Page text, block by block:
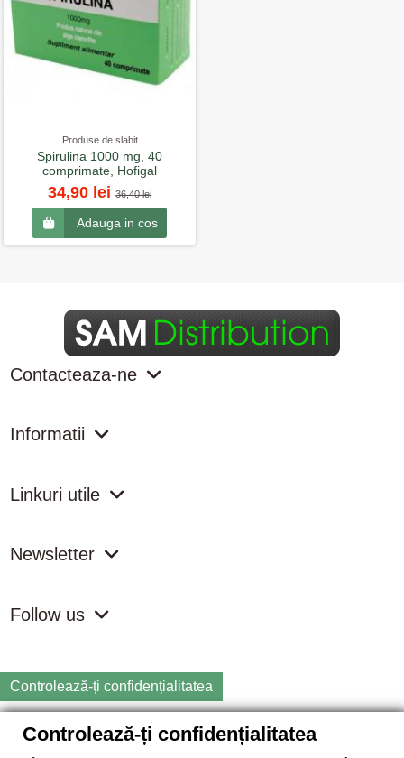
Produse de slabit
Spirulina 1000 mg, 40
comprimate, Hofigal
34,90 lei36,40 lei
Adauga in cos
Contacteaza-ne
Informatii
Linkuri utile
Newsletter
Follow us
Controlează-ți confidențialitatea
Copyright
2026 samdistribution.ro - Magazin online cu Produse
Controlează-ți confidențialitatea